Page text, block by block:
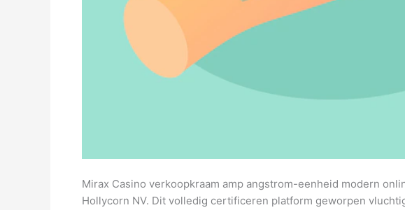
Mirax Casino verkoopkraam amp angstrom-eenheid modern
Hollycorn NV. Dit volledig certificeren platform geworpen